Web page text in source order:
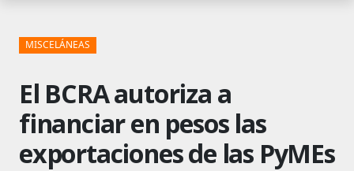
MISCELÁNEAS
El BCRA autoriza a
financiar en pesos las
exportaciones de las PyMEs